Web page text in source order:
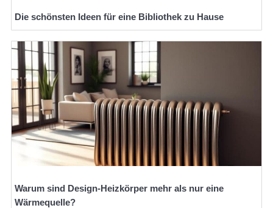
Die schönsten Ideen für eine Bibliothek zu Hause
Warum sind Design-Heizkörper mehr als nur eine
Wärmequelle?